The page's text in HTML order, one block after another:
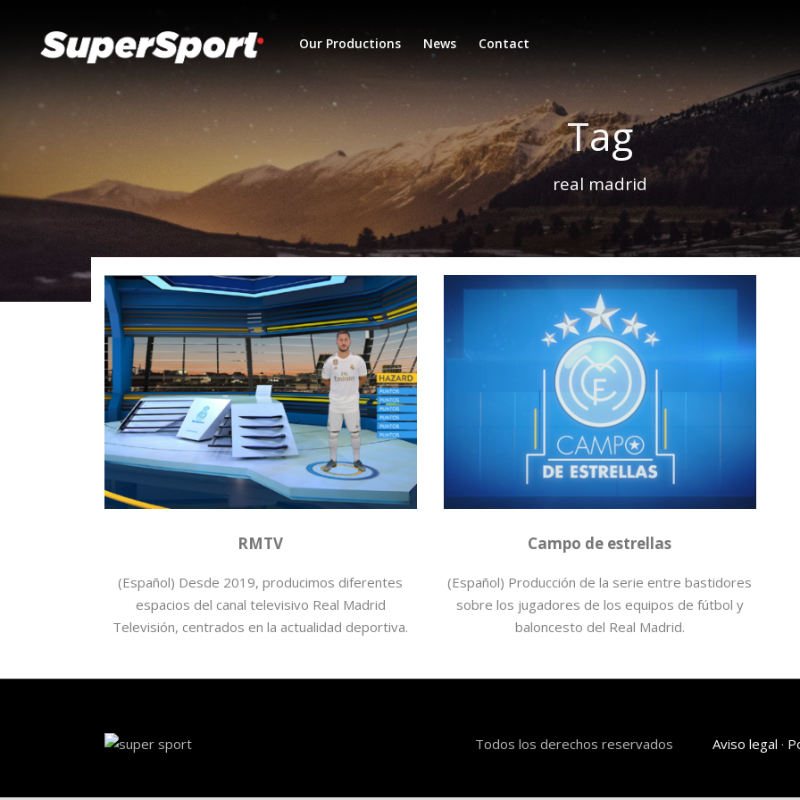
Our Productions News Contact
Tag
real madrid
Baloncesto, deporte, Fútbol, real madrid, rmtv
RMTV
(Español) Desde 2019, producimos diferentes
espacios del canal televisivo Real Madrid
Televisión, centrados en la actualidad deportiva.
estrellas, real madrid,
Campo de estrellas
(Español) Producción de la serie entre bastidores
sobre los jugadores de los equipos de fútbol y
baloncesto del Real Madrid.
Todos los derechos reservados Aviso legal ·